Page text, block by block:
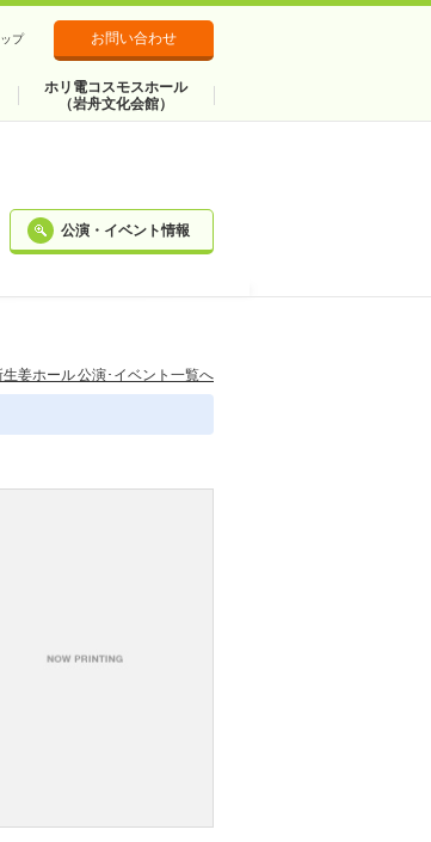
ホリ電コスモスホール
（岩舟文化会館）
プ お問い合わせ
公演・イベント情報
姜ホール 公演･イベント一覧へ